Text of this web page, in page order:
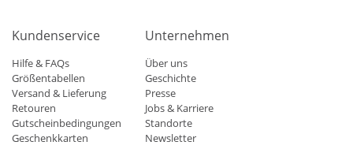
Kundenservice
Hilfe & FAQs
Größentabellen
Versand & Lieferung
Retouren
Gutscheinbedingungen
Geschenkkarten
Unternehmen
Über uns
Geschichte
Presse
Jobs & Karriere
Standorte
Newsletter